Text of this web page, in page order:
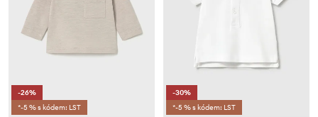
-26%
*-5 % s kódem: LST
-30%
*-5 % s kódem: LST